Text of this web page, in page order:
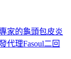
家的龜頭包皮炎
代理Fasoul二回